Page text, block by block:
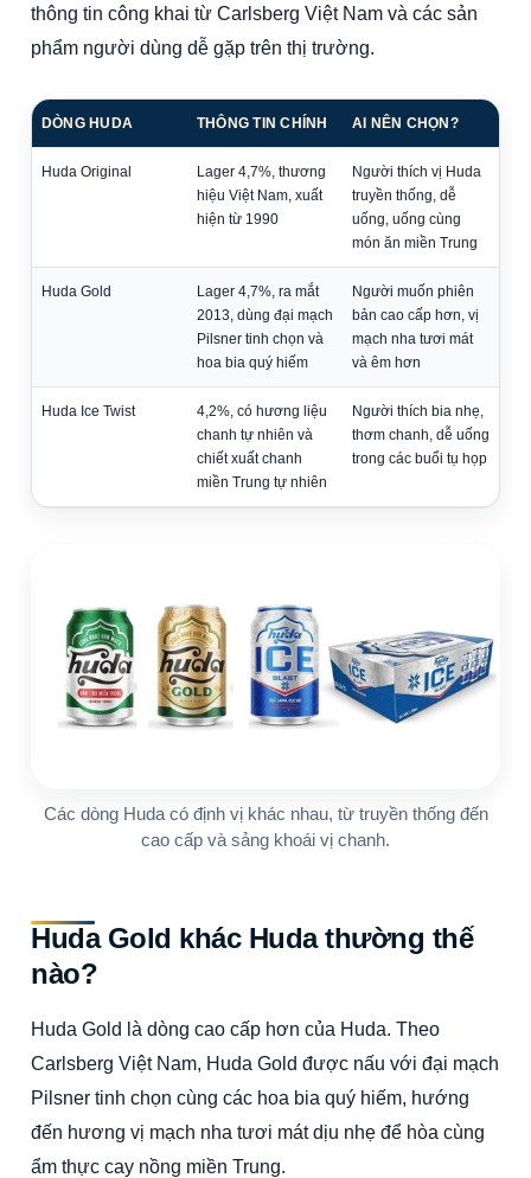
thông tin công khai từ Carlsberg Việt Nam và các sản
phẩm người dùng dễ gặp trên thị trường.
DÒNG HUDA THÔNG TIN CHÍNH AI NÊN CHỌN?
Huda Original
Lager 4,7%, thương
hiệu Việt Nam, xuất
hiện từ 1990
Người thích vị Huda
truyền thống, dễ
uống, uống cùng
món ăn miền Trung
Huda Gold
Lager 4,7%, ra mắt
2013, dùng đại mạch
Pilsner tinh chọn và
hoa bia quý hiếm
Người muốn phiên
bản cao cấp hơn, vị
mạch nha tươi mát
và êm hơn
Huda Ice Twist
4,2%, có hương liệu
chanh tự nhiên và
chiết xuất chanh
miền Trung tự nhiên
Người thích bia nhẹ,
thơm chanh, dễ uống
trong các buổi tụ họp
Các dòng Huda có định vị khác nhau, từ truyền thống đến
cao cấp và sảng khoái vị chanh.
Huda Gold khác Huda thường thế
nào?
Huda Gold là dòng cao cấp hơn của Huda. Theo
Carlsberg Việt Nam, Huda Gold được nấu với đại mạch
Pilsner tinh chọn cùng các hoa bia quý hiếm, hướng
đến hương vị mạch nha tươi mát dịu nhẹ để hòa cùng
ẩm thực cay nồng miền Trung.